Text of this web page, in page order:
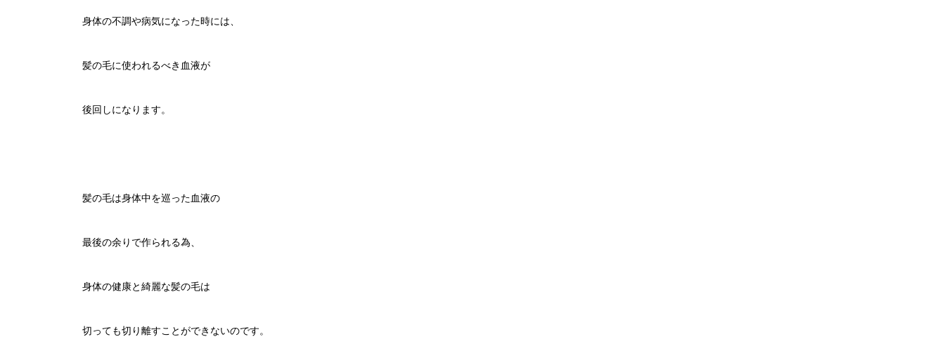
身体の不調や病気になった時には、
髪の毛に使われるべき血液が
後回しになります。
髪の毛は身体中を巡った血液の
最後の余りで作られる為、
身体の健康と綺麗な髪の毛は
切っても切り離すことができないのです。